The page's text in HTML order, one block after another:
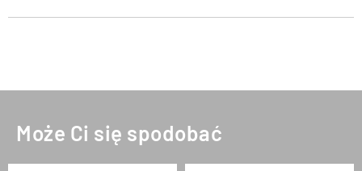
Może Ci się spodobać